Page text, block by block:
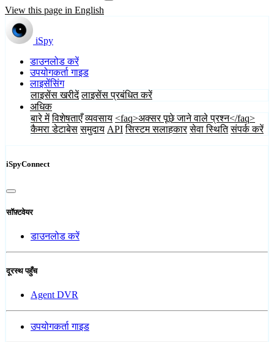
View this page in English
iSpy
डाउनलोड करें
उपयोगकर्ता गाइड
लाइसेंसिंग
लाइसेंस खरीदें लाइसेंस प्रबंधित करें
अधिक
बारे में विशेषताएँ व्यवसाय <faq>अक्सर पूछे जाने वाले प्रश्न</faq>
कैमरा डेटाबेस समुदाय API सिस्टम सलाहकार सेवा स्थिति संपर्क करें
iSpyConnect
सॉफ़्टवेयर
डाउनलोड करें
दूरस्थ पहुँच
Agent DVR
उपयोगकर्ता गाइड